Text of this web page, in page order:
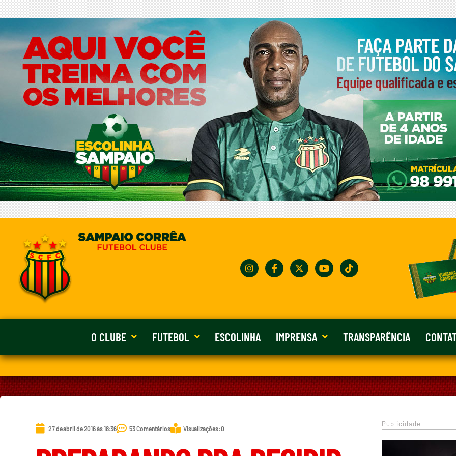
O CLUBE FUTEBOL ESCOLINHA IMPRENSA TRANSPARÊNCIA
27 de abril de 2016 às 18:36 53 Comentários Visualizações: 0
Publicidade